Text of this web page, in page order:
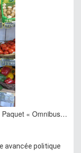
Paquet « Omnibus…
avancée politique